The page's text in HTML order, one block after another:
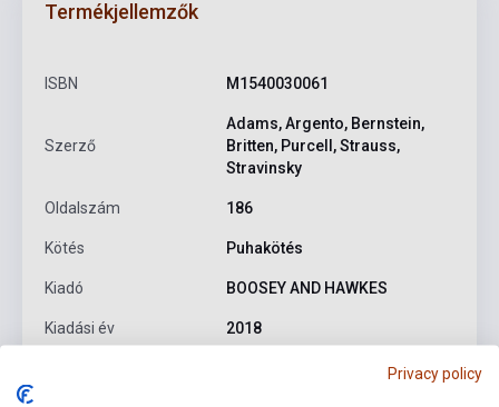
Termékjellemzők
ISBN M1540030061
Szerző
Adams, Argento, Bernstein,
Britten, Purcell, Strauss,
Stravinsky
Oldalszám 186
Kötés Puhakötés
Kiadó BOOSEY AND HAWKES
Kiadási év 2018
Privacy policy